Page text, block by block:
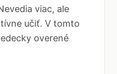
viac, ale
učiť. V tomto
overené